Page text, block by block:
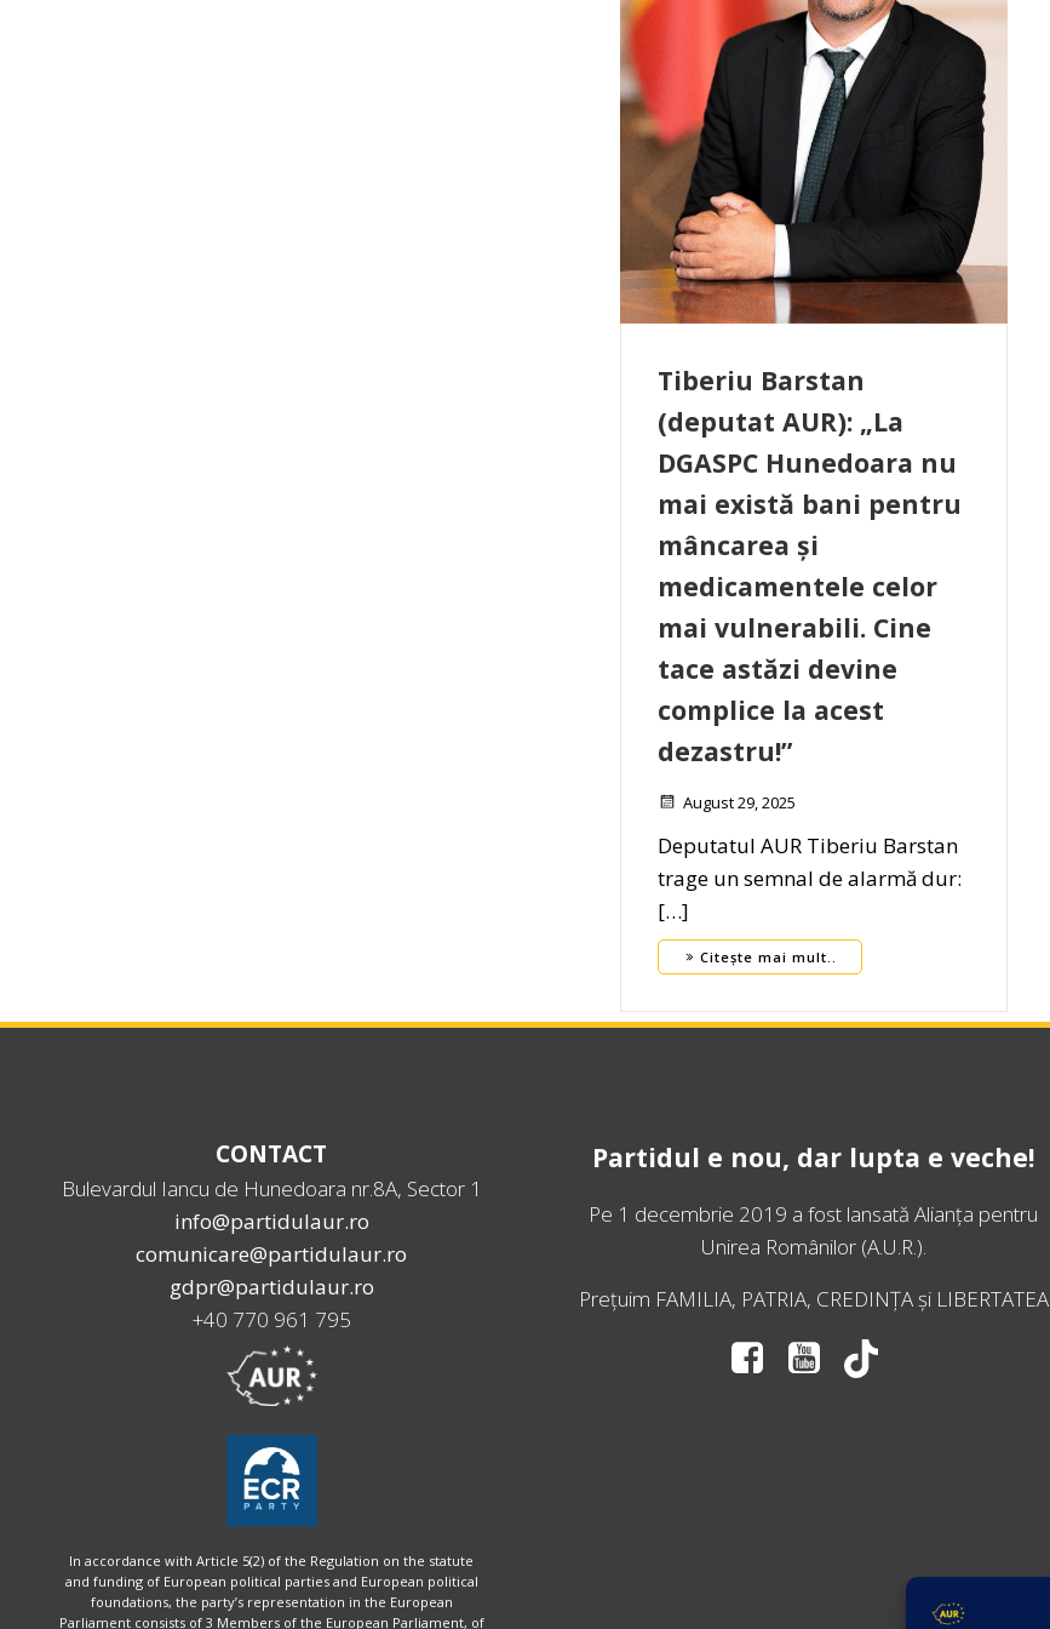
Tiberiu Barstan
(deputat AUR): „La
DGASPC Hunedoara nu
mai există bani pentru
mâncarea și
medicamentele celor
mai vulnerabili. Cine
tace astăzi devine
complice la acest
dezastru!”
August 29, 2025
Deputatul AUR Tiberiu Barstan
trage un semnal de alarmă dur:
[…]
Citește mai mult..
CONTACT
Bulevardul Iancu de Hunedoara nr.8A, Sector 1
info@partidulaur.ro
comunicare@partidulaur.ro
gdpr@partidulaur.ro
+40 770 961 795
In accordance with Article 5(2) of the Regulation on the statute
and funding of European political parties and European political
foundations, the party’s representation in the European
Parliament consists of 3 Members of the European Parliament, of
Partidul e nou, dar lupta e veche!
Pe 1 decembrie 2019 a fost lansatăAlianța pentru
Unirea Românilor(A.U.R.).
Prețuim FAMILIA, PATRIA, CREDINȚA și LIBERTATEA